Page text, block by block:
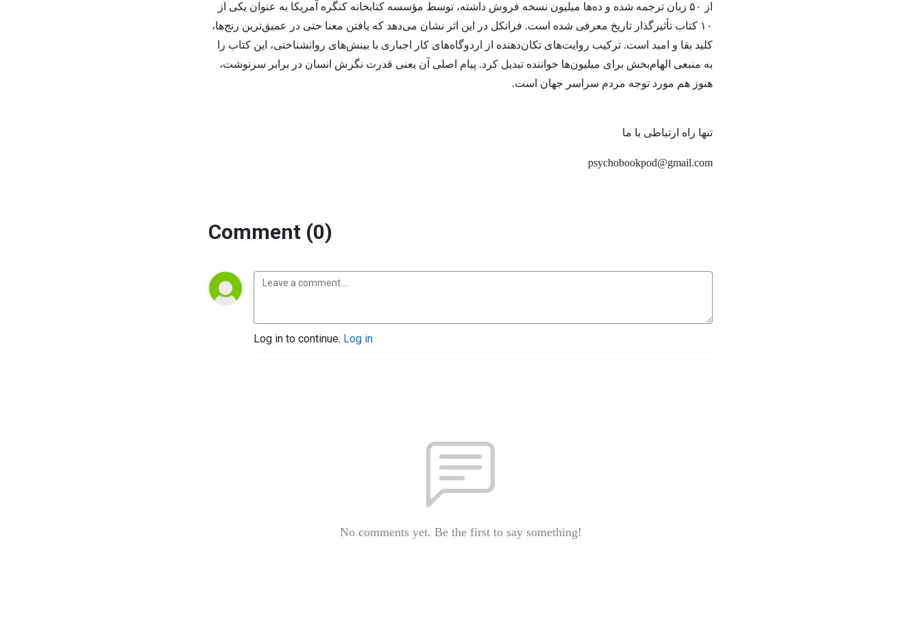
از ۵۰ زبان ترجمه شده و ده‌ها میلیون نسخه فروش داشته، توسط مؤسسه کتابخانه کنگره آمریکا به عنوان یکی از
۱۰ کتاب تأثیرگذار تاریخ معرفی شده است. فرانکل در این اثر نشان می‌دهد که یافتن معنا حتی در عمیق‌ترین رنج‌ها،
کلید بقا و امید است. ترکیب روایت‌های تکان‌دهنده از اردوگاه‌های کار اجباری با بینش‌های روانشناختی، این کتاب را
به منبعی الهام‌بخش برای میلیون‌ها خواننده تبدیل کرد. پیام اصلی آن یعنی قدرت نگرش انسان در برابر سرنوشت،
هنوز هم مورد توجه مردم سراسر جهان است.
تنها راه ارتباطی با ما
psychobookpod@gmail.com
Comment (0)
Log in to continue. Log in
No comments yet. Be the first to say something!